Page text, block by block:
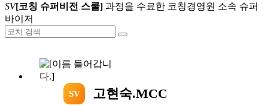
SV[코칭 슈퍼비전 스쿨] 과정을 수료한 코칭경영원 소속 슈퍼
바이저
SV 고현숙.MCC